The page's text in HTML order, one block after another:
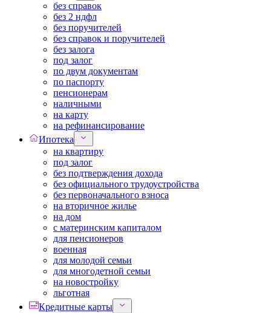
без справок
без 2 ндфл
без поручителей
без справок и поручителей
без залога
под залог
по двум документам
по паспорту
пенсионерам
наличными
на карту
на рефинансирование
Ипотека
на квартиру
под залог
без подтверждения дохода
без официального трудоустройства
без первоначального взноса
на вторичное жилье
на дом
с материнским капиталом
для пенсионеров
военная
для молодой семьи
для многодетной семьи
на новостройку
льготная
Кредитные карты